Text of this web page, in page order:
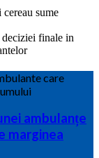
ambulanțe
marginea